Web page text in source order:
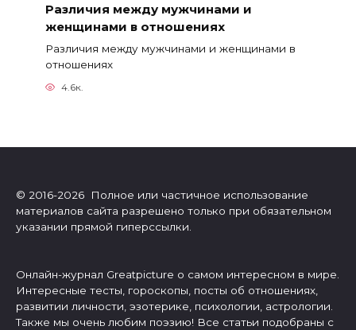
Различия между мужчинами и
женщинами в отношениях
Различия между мужчинами и женщинами в
отношениях
4.6к.
© 2016-2026 Полное или частичное использование
материалов сайта разрешено только при обязательном
указании прямой гиперссылки.
Онлайн-журнал Greatpicture о самом интересном в мире.
Интересные тесты, гороскопы, посты об отношениях,
развитии личности, эзотерике, психологии, астрологии.
Также мы очень любим поэзию! Все статьи подобраны с